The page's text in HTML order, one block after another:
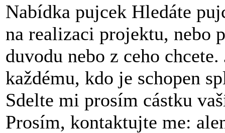
Nabídka pujcek Hledáte
na realizaci projektu, nebo
duvodu nebo z ceho
každému, kdo je schopen
Sdelte mi prosím cástku
Prosím, kontaktujte me: